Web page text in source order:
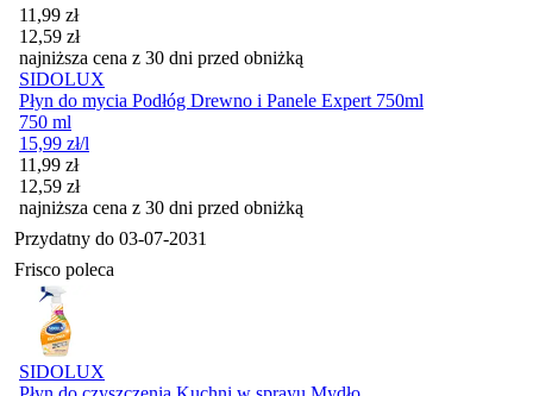
Cena promocyjna
11,99 zł
12,59 zł
najniższa cena z 30 dni przed obniżką
SIDOLUX
Płyn do mycia Podłóg Drewno i Panele Expert 750ml
750 ml
15,99 zł/l
Cena promocyjna
11,99 zł
12,59 zł
najniższa cena z 30 dni przed obniżką
Przydatny do 03-07-2031
Frisco poleca
SIDOLUX